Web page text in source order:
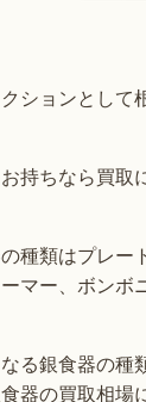
ションとして
持ちなら買取
種類はプレー
マー、ボンボ
る銀食器の種
器の買取相場